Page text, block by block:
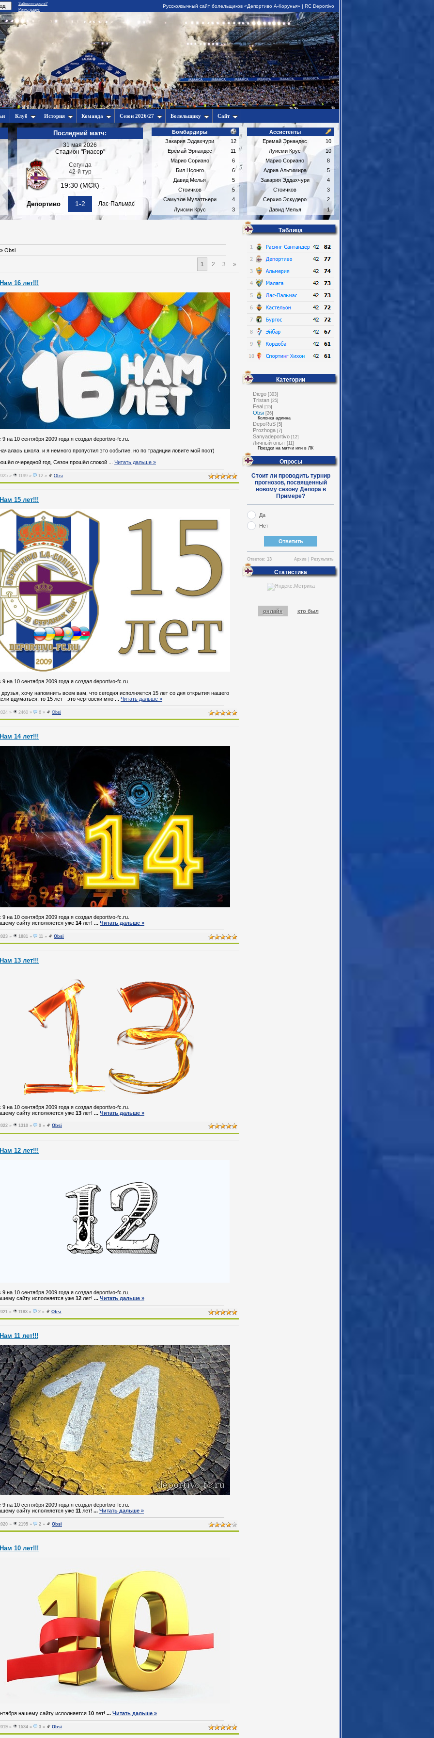
Забыли пароль?
Регистрация
Русскоязычный сайт болельщиков «Депортиво А-Корунья» | RC Deportivo
Клуб История Команда Сезон 2026/27 Болельщику Сайт
Последний матч:
31 мая 2026
Стадион "Риасор"
Сегунда
42-й тур
19:30 (МСК)
Депортиво Лас-Пальмас
1-2
Бомбардиры
Закария Эддахчури
12
Еремай Эрнандес
11
Марио Сориано
6
Бил Нсонго
6
Давид Мелья
5
Стоичков
5
Самуэле Мулаттьери
4
Луисми Крус
3
Ассистенты
Еремай Эрнандес
10
Луисми Крус
10
Марио Сориано
8
Адриа Альтимира
5
Закария Эддахчури
4
Стоичков
3
Серхио Эскудеро
2
Давид Мелья
1
» Obsi
1 2 3 »
Нам 16 лет!!!
9 на 10 сентября 2009 года я создал deportivo-fc.ru.
школа, и я немного пропустил это событие, но по традиции ловите мой пост)
очередной год, Сезон прошёл спокой
Читать дальше »
» 1199 » 12 » Obsi
Нам 15 лет!!!
9 на 10 сентября 2009 года я создал deportivo-fc.ru.
друзья, хочу напомнить всем вам, что сегодня исполняется 15 лет со дня открытия нашего
вдуматься, то 15 лет - это чертовски мно
Читать дальше »
» 2460 » 6 » Obsi
Нам 14 лет!!!
9 на 10 сентября 2009 года я создал deportivo-fc.ru.
сайту исполняется уже 14 лет! ... Читать дальше »
» 1881 » 11 » Obsi
Нам 13 лет!!!
9 на 10 сентября 2009 года я создал deportivo-fc.ru.
сайту исполняется уже 13 лет! ... Читать дальше »
» 1310 » 9 » Obsi
Нам 12 лет!!!
9 на 10 сентября 2009 года я создал deportivo-fc.ru.
сайту исполняется уже 12 лет! ... Читать дальше »
» 1183 » 2 » Obsi
Нам 11 лет!!!
9 на 10 сентября 2009 года я создал deportivo-fc.ru.
сайту исполняется уже 11 лет! ... Читать дальше »
» 2195 » 2 » Obsi
Нам 10 лет!!!
нашему сайту исполняется 10 лет! ... Читать дальше »
» 1534 » 3 » Obsi
Таблица
Категории
Diego [303]
Tristan [25]
Feal [15]
Obsi [26]
Колонка админа
DepoRuS [5]
Prozhoga [7]
Sanyadeportivo [12]
Личный опыт [11]
Поездки на матчи или в ЛК
Опросы
Стоит ли проводить турнир
прогнозов, посвященный
новому сезону Депора в
Примере?
Да
Нет
Ответов: 13 Результаты
Архив
Статистика
онлайн кто был